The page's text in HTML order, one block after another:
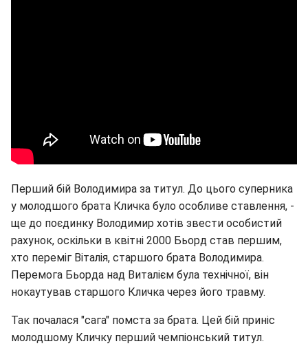
Перший бій Володимира за титул. До цього суперника
у молодшого брата Кличка було особливе ставлення, -
ще до поєдинку Володимир хотів звести особистий
рахунок, оскільки в квітні 2000 Бьорд став першим,
хто переміг Віталія, старшого брата Володимира.
Перемога Бьорда над Виталієм була технічної, він
нокаутував старшого Кличка через його травму.
Так почалася "сага" помста за брата. Цей бій приніс
молодшому Кличку перший чемпіонський титул.